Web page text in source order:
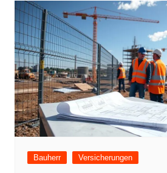
Bauherr Versicherungen